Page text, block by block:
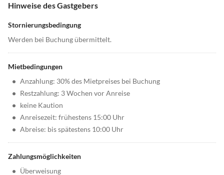
Hinweise des Gastgebers
Stornierungsbedingung
Werden bei Buchung übermittelt.
Mietbedingungen
• Anzahlung: 30% des Mietpreises bei Buchung
• Restzahlung: 3 Wochen vor Anreise
• keine Kaution
• Anreisezeit: frühestens 15:00 Uhr
• Abreise: bis spätestens 10:00 Uhr
Zahlungsmöglichkeiten
• Überweisung